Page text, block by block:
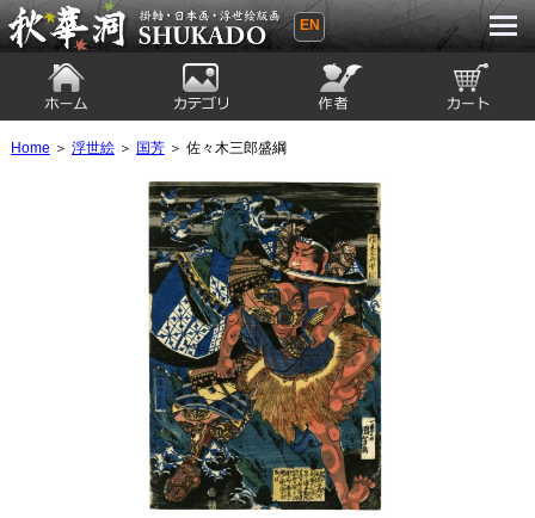
秋華洞 SHUKADO 掛軸・日本画・浮世
EN
Home ＞ 浮世絵＞ 国芳＞ 佐々木三郎盛綱